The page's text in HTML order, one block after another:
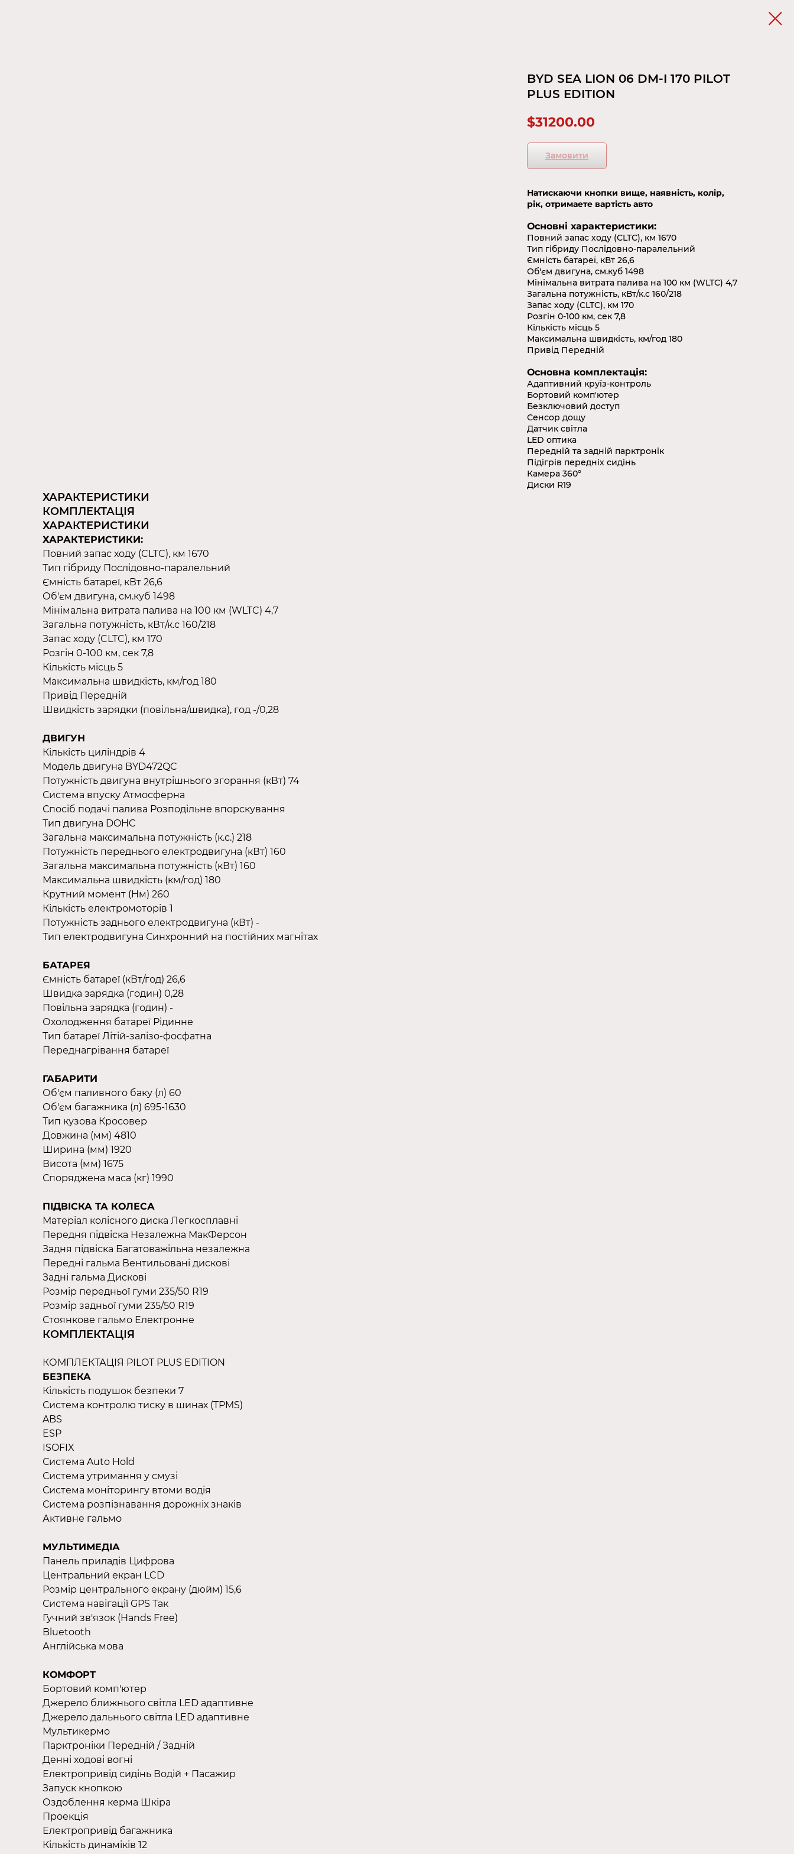
BYD SEA LION 06 DM-I 170 PILOT
PLUS EDITION
$31200.00
Замовити
Натискаючи кнопки вище, наявність, колір,
рік, отримаете вартість авто
Основні характеристики:
Повний запас ходу (CLTC), км 1670
Тип гібриду Послідовно-паралельний
Ємність батареї, кВт 26,6
Об'єм двигуна, см.куб 1498
Мінімальна витрата палива на 100 км (WLTC) 4,7
Загальна потужність, кВт/к.с 160/218
Запас ходу (CLTC), км 170
Розгін 0-100 км, сек 7,8
Кількість місць 5
Максимальна швидкість, км/год 180
Привід Передній
Основна комплектація:
Адаптивний круїз-контроль
Бортовий комп'ютер
Безключовий доступ
Сенсор дощу
Датчик світла
LED оптика
Передній та задній парктронік
Підігрів передніх сидінь
Камера 360°
Диски R19
ХАРАКТЕРИСТИКИ
КОМПЛЕКТАЦІЯ
ХАРАКТЕРИСТИКИ
ХАРАКТЕРИСТИКИ:
Повний запас ходу (CLTC), км 1670
Тип гібриду Послідовно-паралельний
Ємність батареї, кВт 26,6
Об'єм двигуна, см.куб 1498
Мінімальна витрата палива на 100 км (WLTC) 4,7
Загальна потужність, кВт/к.с 160/218
Запас ходу (CLTC), км 170
Розгін 0-100 км, сек 7,8
Кількість місць 5
Максимальна швидкість, км/год 180
Привід Передній
Швидкість зарядки (повільна/швидка), год -/0,28
ДВИГУН
Кількість циліндрів 4
Модель двигуна BYD472QC
Потужність двигуна внутрішнього згорання (кВт) 74
Система впуску Атмосферна
Спосіб подачі палива Розподільне впорскування
Тип двигуна DOHC
Загальна максимальна потужність (к.с.) 218
Потужність переднього електродвигуна (кВт) 160
Загальна максимальна потужність (кВт) 160
Максимальна швидкість (км/год) 180
Крутний момент (Нм) 260
Кількість електромоторів 1
Потужність заднього електродвигуна (кВт) -
Тип електродвигуна Синхронний на постійних магнітах
БАТАРЕЯ
Ємність батареї (кВт/год) 26,6
Швидка зарядка (годин) 0,28
Повільна зарядка (годин) -
Охолодження батареї Рідинне
Тип батареї Літій-залізо-фосфатна
Переднагрівання батареї
ГАБАРИТИ
Об'єм паливного баку (л) 60
Об'єм багажника (л) 695-1630
Тип кузова Кросовер
Довжина (мм) 4810
Ширина (мм) 1920
Висота (мм) 1675
Споряджена маса (кг) 1990
ПІДВІСКА ТА КОЛЕСА
Матеріал колісного диска Легкосплавні
Передня підвіска Незалежна МакФерсон
Задня підвіска Багатоважільна незалежна
Передні гальма Вентильовані дискові
Задні гальма Дискові
Розмір передньої гуми 235/50 R19
Розмір задньої гуми 235/50 R19
Стоянкове гальмо Електронне
КОМПЛЕКТАЦІЯ
КОМПЛЕКТАЦІЯ PILOT PLUS EDITION
БЕЗПЕКА
Кількість подушок безпеки 7
Система контролю тиску в шинах (TPMS)
ABS
ESP
ISOFIX
Система Auto Hold
Система утримання у смузі
Система моніторингу втоми водія
Система розпізнавання дорожніх знаків
Активне гальмо
МУЛЬТИМЕДІА
Панель приладів Цифрова
Центральний екран LCD
Розмір центрального екрану (дюйм) 15,6
Система навігації GPS Так
Гучний зв'язок (Hands Free)
Bluetooth
Англійська мова
КОМФОРТ
Бортовий комп'ютер
Джерело ближнього світла LED адаптивне
Джерело дальнього світла LED адаптивне
Мультикермо
Парктроніки Передній / Задній
Денні ходові вогні
Електропривід сидінь Водій + Пасажир
Запуск кнопкою
Оздоблення керма Шкіра
Проекція
Електропривід багажника
Кількість динаміків 12